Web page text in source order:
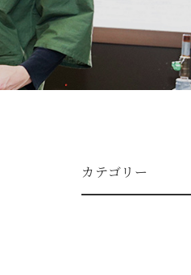
カテゴリー